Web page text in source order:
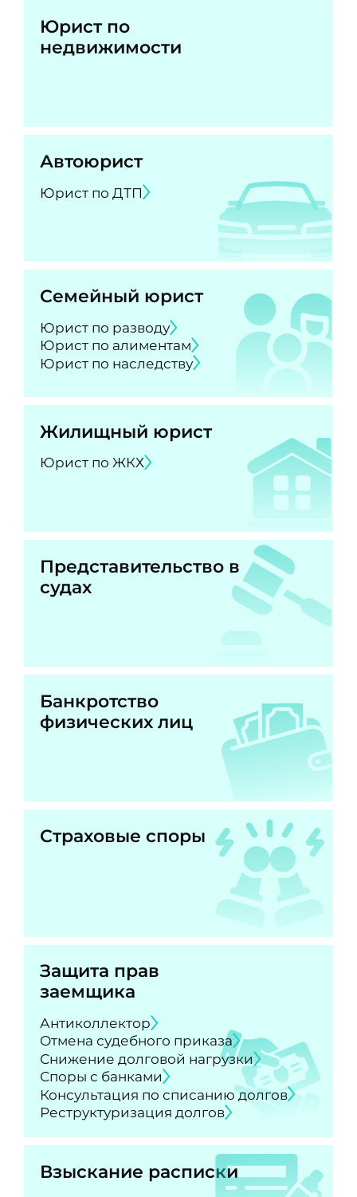
Юрист по
недвижимости
Автоюрист
Юрист по ДТП
Семейный юрист
Юрист по разводу
Юрист по алиментам
Юрист по наследству
Жилищный юрист
Юрист по ЖКХ
Представительство в
судах
Банкротство
физических лиц
Страховые споры
Защита прав
заемщика
Антиколлектор
Отмена судебного приказа
Снижение долговой нагрузки
Споры с банками
Консультация по списанию долгов
Реструктуризация долгов
Взыскание расписки